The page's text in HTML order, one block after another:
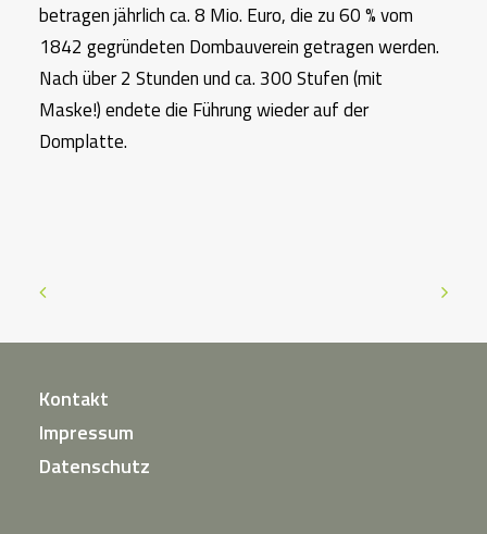
betragen jährlich ca. 8 Mio. Euro, die zu 60 % vom
1842 gegründeten Dombauverein getragen werden.
Nach über 2 Stunden und ca. 300 Stufen (mit
Maske!) endete die Führung wieder auf der
Domplatte.
Kontakt
Impressum
Datenschutz